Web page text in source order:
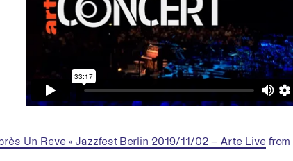
Un Reve » Jazzfest Berlin 2019/11/02 – Arte Livefrom